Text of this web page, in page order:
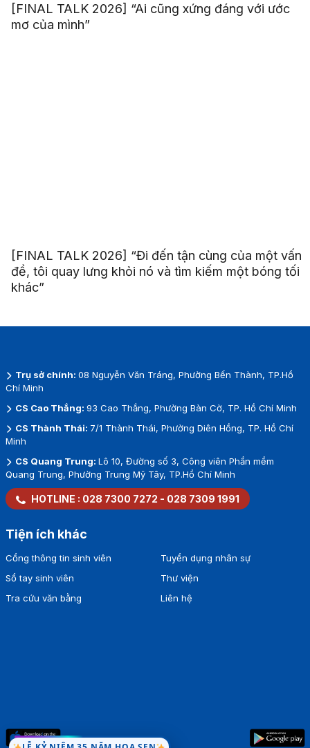
[FINAL TALK 2026] “Ai cũng xứng đáng với ước
mơ của mình”
[FINAL TALK 2026] “Đi đến tận cùng của một vấn
đề, tôi quay lưng khỏi nó và tìm kiếm một bóng tối
khác”
Trụ sở chính: 08 Nguyễn Văn Tráng, Phường Bến Thành, TP.Hồ
Chí Minh
CS Cao Thắng: 93 Cao Thắng, Phường Bàn Cờ, TP. Hồ Chí Minh
CS Thành Thái: 7/1 Thành Thái, Phường Diên Hồng, TP. Hồ Chí
Minh
CS Quang Trung: Lô 10, Đường số 3, Công viên Phần mềm
Quang Trung, Phường Trung Mỹ Tây, TP.Hồ Chí Minh
HOTLINE : 028 7300 7272 - 028 7309 1991
Tiện ích khác
Cổng thông tin sinh viên
Sổ tay sinh viên
Tra cứu văn bằng
Tuyển dụng nhân sự
Thư viện
Liên hệ